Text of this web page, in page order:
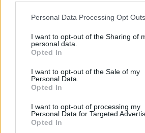
Personal Data Processing Opt Outs
I want to opt-out of the Sharing of
personal data.
Opted In
I want to opt-out of the Sale of my
Personal Data.
Opted In
I want to opt-out of processing my
Personal Data for Targeted
Opted In
χτύπησε τον
πρωινό
Τα προβλήματα
επιστροφή του